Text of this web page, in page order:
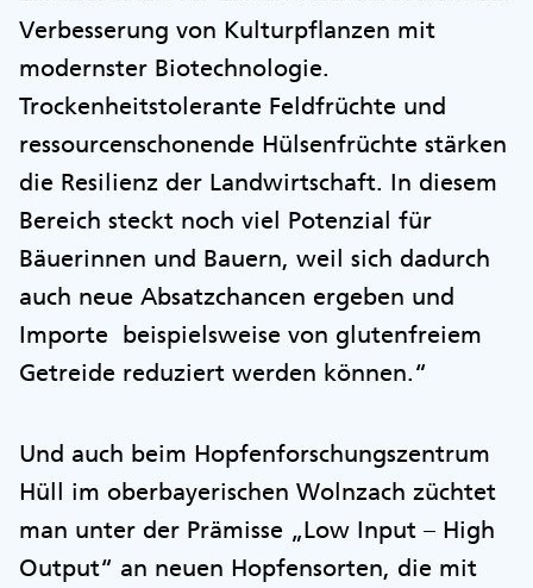
Verbesserung von Kulturpflanzen mit
modernster Biotechnologie.
Trockenheitstolerante Feldfrüchte und
ressourcenschonende Hülsenfrüchte stärken
die Resilienz der Landwirtschaft. In diesem
Bereich steckt noch viel Potenzial für
Bäuerinnen und Bauern, weil sich dadurch
auch neue Absatzchancen ergeben und
Importe beispielsweise von glutenfreiem
Getreide reduziert werden können.“
Und auch beim Hopfenforschungszentrum
Hüll im oberbayerischen Wolnzach züchtet
man unter der Prämisse „Low Input – High
Output“ an neuen Hopfensorten, die mit